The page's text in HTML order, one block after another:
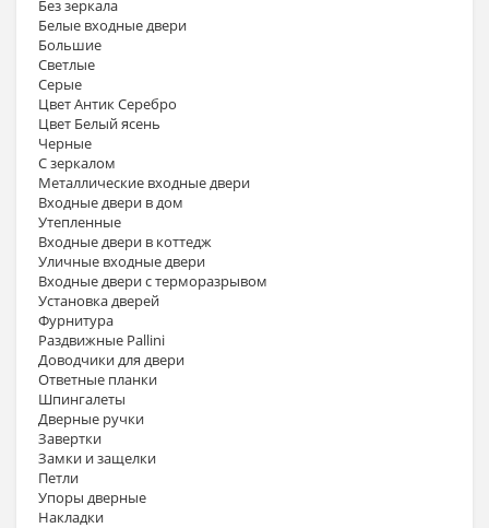
Без зеркала
Белые входные двери
Большие
Светлые
Серые
Цвет Антик Серебро
Цвет Белый ясень
Черные
С зеркалом
Металлические входные двери
Входные двери в дом
Утепленные
Входные двери в коттедж
Уличные входные двери
Входные двери с терморазрывом
Установка дверей
Фурнитура
Раздвижные Pallini
Доводчики для двери
Ответные планки
Шпингалеты
Дверные ручки
Завертки
Замки и защелки
Петли
Упоры дверные
Накладки